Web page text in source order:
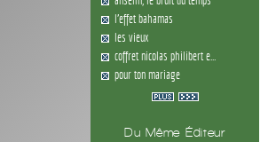
l'effet bahamas
les vieux
coffret nicolas philibert e...
pour ton mariage
Du Même Éditeur